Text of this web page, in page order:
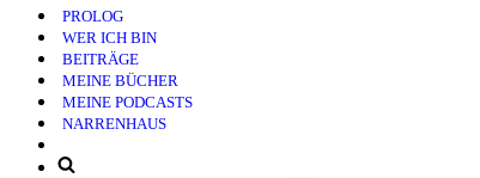
PROLOG
WER ICH BIN
BEITRÄGE
MEINE BÜCHER
MEINE PODCASTS
NARRENHAUS